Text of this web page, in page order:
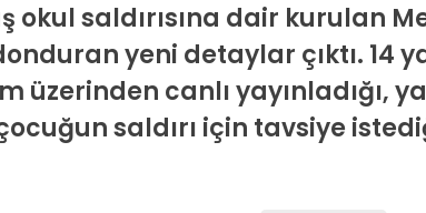
saldırısına dair kurulan
yeni detaylar çıktı. 14
üzerinden canlı yayınladığı,
saldırı için tavsiye